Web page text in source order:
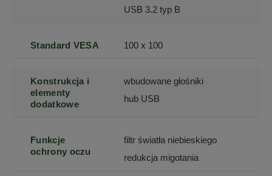
USB 3.2 typ B
Standard VESA 100 x 100
Konstrukcja i
elementy
dodatkowe
wbudowane głośniki
hub USB
Funkcje
ochrony oczu
filtr światła niebieskiego
redukcja migotania